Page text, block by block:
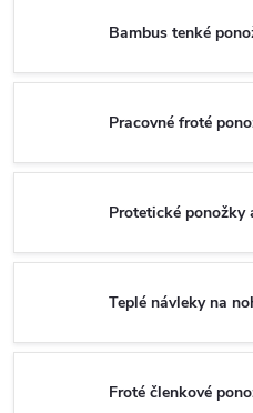
Bambus tenké
Pracovné froté
Protetické ponožky
Teplé návleky na
Froté členkové